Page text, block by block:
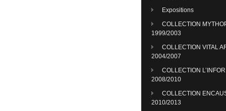
Expositions
COLLECTION
1999/2003
COLLECTION VITAL
2004/2007
COLLECTION
2008/2010
COLLECTION
2010/2013